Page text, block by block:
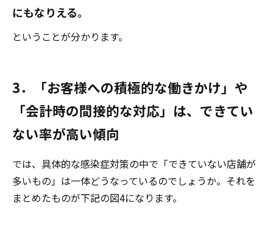
にもなりえる。
ということが分かります。
3．「お客様への積極的な働きかけ」や
「会計時の間接的な対応」は、できてい
ない率が高い傾向
では、具体的な感染症対策の中で「できていない店舗が
多いもの」は一体どうなっているのでしょうか。それを
まとめたものが下記の図4になります。